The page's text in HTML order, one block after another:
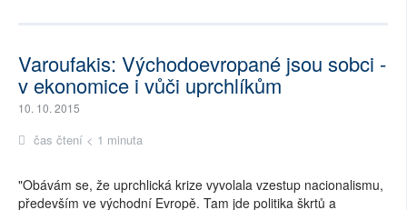
Varoufakis: Východoevropané jsou sobci -
v ekonomice i vůči uprchlíkům
10. 10. 2015
čas čtení < 1 minuta
"Obávám se, že uprchlická krize vyvolala vzestup nacionalismu,
především ve východní Evropě. Tam jde politika škrtů a